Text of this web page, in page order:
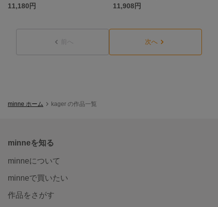
11,180円
11,908円
前へ 次へ
minne ホーム kager の作品一覧
minneを知る
minneについて
minneで買いたい
作品をさがす